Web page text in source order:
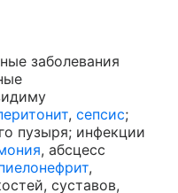
заболевания
, сепсис;
пузыря; инфекции
, абсцесс
,
суставов,